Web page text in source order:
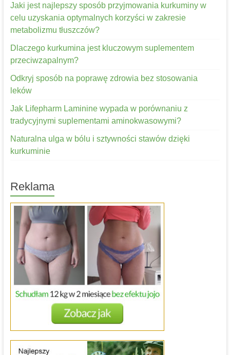
Jaki jest najlepszy sposób przyjmowania kurkuminy w
celu uzyskania optymalnych korzyści w zakresie
metabolizmu tłuszczów?
Dlaczego kurkumina jest kluczowym suplementem
przeciwzapalnym?
Odkryj sposób na poprawę zdrowia bez stosowania
leków
Jak Lifepharm Laminine wypada w porównaniu z
tradycyjnymi suplementami aminokwasowymi?
Naturalna ulga w bólu i sztywności stawów dzięki
kurkuminie
Reklama